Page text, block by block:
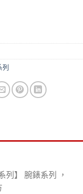
列
列】 腕錶系列 ，